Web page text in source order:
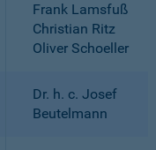
Frank Lamsfuß
Christian Ritz
Oliver Schoeller
Dr. h. c. Josef
Beutelmann